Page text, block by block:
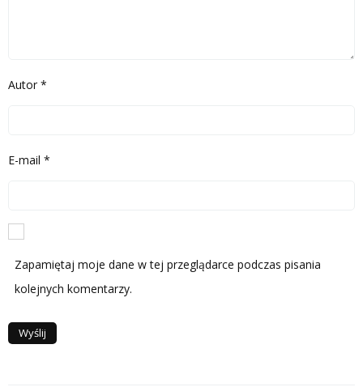
Autor *
E-mail *
Zapamiętaj moje dane w tej przeglądarce podczas pisania
kolejnych komentarzy.